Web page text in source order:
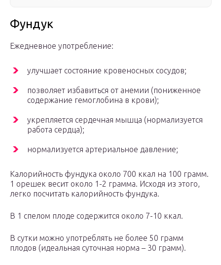
Фундук
Ежедневное употребление:
улучшает состояние кровеносных сосудов;
позволяет избавиться от анемии (пониженное
содержание гемоглобина в крови);
укрепляется сердечная мышца (нормализуется
работа сердца);
нормализуется артериальное давление;
Калорийность фундука около 700 ккал на 100 грамм.
1 орешек весит около 1-2 грамма. Исходя из этого,
легко посчитать калорийность фундука.
В 1 спелом плоде содержится около 7-10 ккал.
В сутки можно употреблять не более 50 грамм
плодов (идеальная суточная норма – 30 грамм).